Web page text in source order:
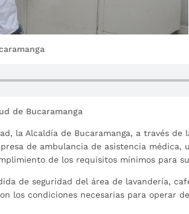
de Bucaramanga
la Alcaldía de Bucaramanga, a través de
de ambulancia de asistencia médica,
de los requisitos mínimos para
de seguridad del área de lavandería,
los condiciones necesarias para operar